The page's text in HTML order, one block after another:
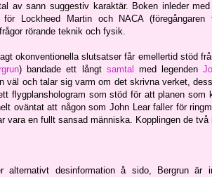
av sann suggestiv karaktär. Boken inleder
för Lockheed Martin och NACA
rörande teknik och fysik.
okonventionella slutsatser får emellertid stöd
) bandade ett långt samtal med legenden
väl och talar sig varm om det skrivna verket,
flygplanshologram som stöd för att planen
oväntat att någon som John Lear faller för
vara en fullt sansad människa. Kopplingen de
alternativt desinformation å sido, Bergrun